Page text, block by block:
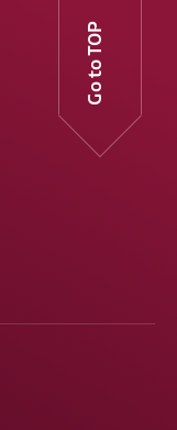
Go to TOP